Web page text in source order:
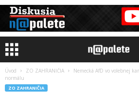
Úvod ZO ZAHRANIČIA
Nemecká AfD vo volebnej
normálu
ZO ZAHRANIČIA